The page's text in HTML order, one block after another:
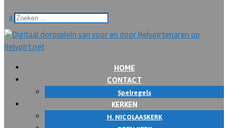
x
HOME
CONTACT
Spelregels
KERKEN
H. NICOLAASKERK